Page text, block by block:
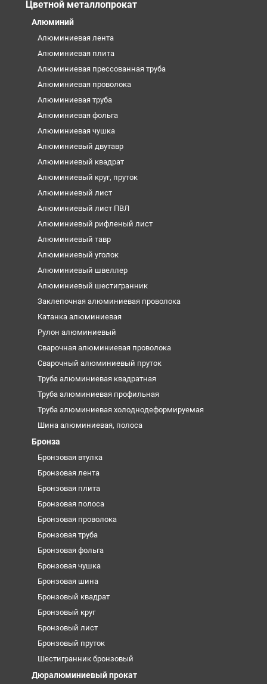
Цветной металлопрокат
Алюминий
Алюминиевая лента
Алюминиевая плита
Алюминиевая прессованная труба
Алюминиевая проволока
Алюминиевая труба
Алюминиевая фольга
Алюминиевая чушка
Алюминиевый двутавр
Алюминиевый квадрат
Алюминиевый круг, пруток
Алюминиевый лист
Алюминиевый лист ПВЛ
Алюминиевый рифленый лист
Алюминиевый тавр
Алюминиевый уголок
Алюминиевый швеллер
Алюминиевый шестигранник
Заклепочная алюминиевая проволока
Катанка алюминиевая
Рулон алюминиевый
Сварочная алюминиевая проволока
Сварочный алюминиевый пруток
Труба алюминиевая квадратная
Труба алюминиевая профильная
Труба алюминиевая холоднодеформируемая
Шина алюминиевая, полоса
Бронза
Бронзовая втулка
Бронзовая лента
Бронзовая плита
Бронзовая полоса
Бронзовая проволока
Бронзовая труба
Бронзовая фольга
Бронзовая чушка
Бронзовая шина
Бронзовый квадрат
Бронзовый круг
Бронзовый лист
Бронзовый пруток
Шестигранник бронзовый
Дюралюминиевый прокат